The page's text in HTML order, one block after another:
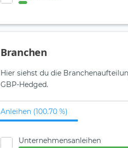
Branchen
Hier siehst du die
GBP-Hedged.
Anleihen (100.70 %)
Unternehmensanleihen